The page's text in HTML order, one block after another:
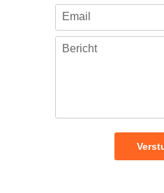
Email
Bericht